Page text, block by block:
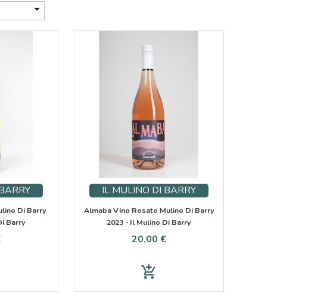

Di Barry
Barry
IL MULINO DI BARRY
Almaba Vino Rosato Mulino Di Barry
2023 - Il Mulino Di Barry
Prix
20,00 €
add_shopping_cart